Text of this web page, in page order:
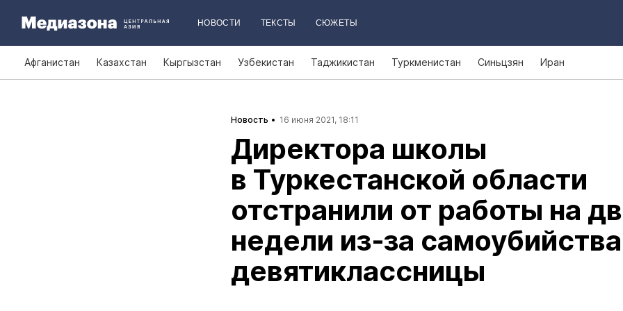
НОВОСТИ ТЕКСТЫ СЮЖЕТЫ
Афганистан Казахстан Кыргызстан Узбекистан Таджикистан Туркменистан Синьцзян Иран
Новость 16 июня 2021, 18:11
Директора школы
в Туркестанской области
отстранили от работы на
недели из‑за самоубийства
девятиклассницы